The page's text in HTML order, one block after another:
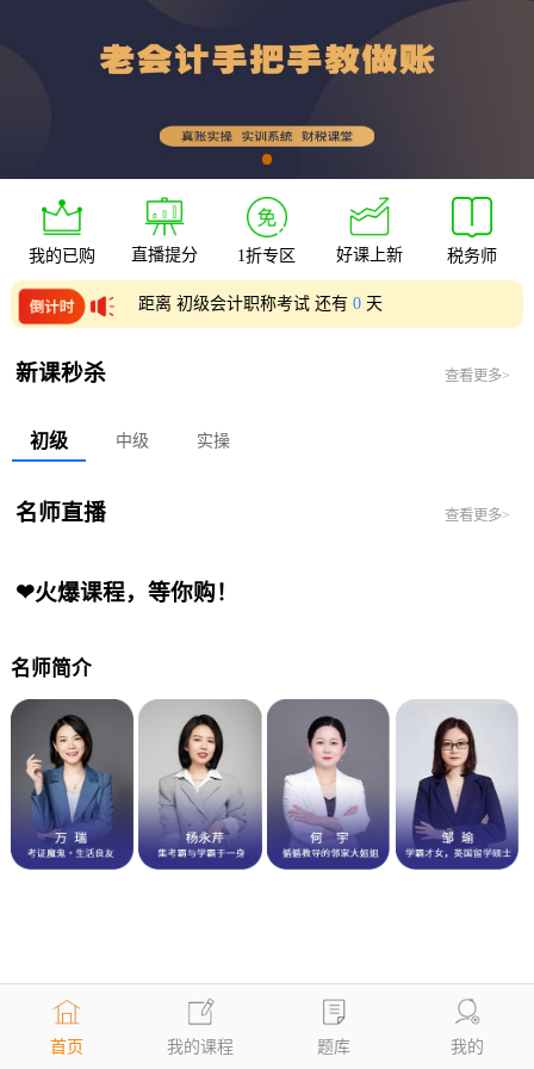
首页 我的课程 题库 我的
我的已购 直播提分 1折专区 好课上新 税务师
距离 初级会计职称考试 还有0 天
新课秒杀 查看更多>
初级 中级 实操
名师直播 查看更多>
❤火爆课程，等你购！
名师简介